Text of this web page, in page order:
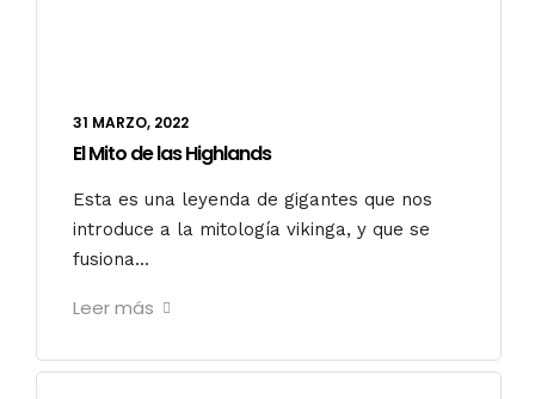
31 MARZO, 2022
El Mito de las Highlands
Esta es una leyenda de gigantes que nos
introduce a la mitología vikinga, y que se
fusiona...
Leer más